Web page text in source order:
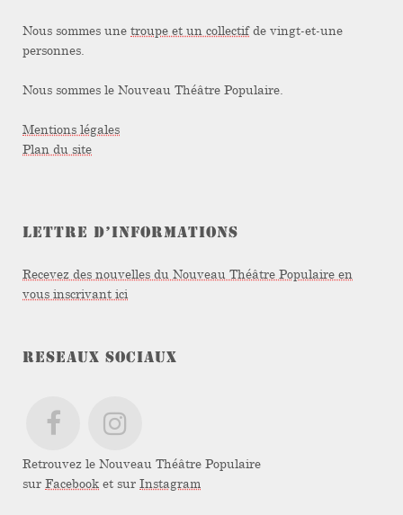
Nous sommes une troupe et un collectifde vingt-et-une
personnes.
Nous sommes le Nouveau Théâtre Populaire.
Mentions légales
Plan du site
LETTRE D’INFORMATIONS
Recevez des nouvelles du Nouveau Théâtre Populaire en
vous inscrivant ici
RESEAUX SOCIAUX
Retrouvez le Nouveau Théâtre Populaire
sur Facebook et sur Instagram